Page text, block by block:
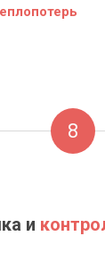
8
и